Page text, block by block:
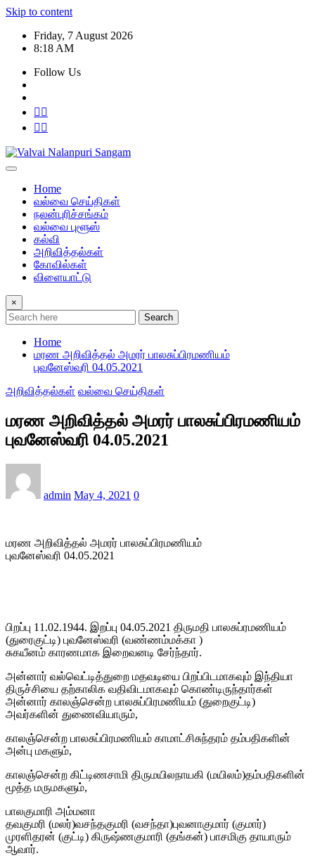
Skip to content
Friday, 7 August 2026
8:18 AM
Follow Us
Home
வல்வை செய்திகள்
நலன்புரிச்சங்கம்
வல்வை புளூஸ்
கல்வி
அறிவித்தல்கள்
கோவில்கள்
விளையாட்டு
×
Search
Home
மரண அறிவித்தல் அமரர் பாலசுப்பிரமணியம்
புவனேஸ்வரி 04.05.2021
அறிவித்தல்கள் வல்வை செய்திகள்
மரண அறிவித்தல் அமரர் பாலசுப்பிரமணியம்
புவனேஸ்வரி 04.05.2021
admin May 4, 2021 0
மரண அறிவித்தல் அமரர் பாலசுப்பிரமணியம்
புவனேஸ்வரி 04.05.2021
பிறப்பு 11.02.1944. இறப்பு 04.05.2021 திருமதி பாலசுப்ரமணியம்
(துரைகுட்டி) புவனேஸ்வரி (வண்ணம்மக்கா )
சுகயீனம் காரணமாக இறைவனடி சேர்ந்தார்.
அன்னார் வல்வெட்டித்துறை மதவடியை பிறப்பிடமாகவும் இந்தியா
திருச்சியை தற்காலிக வதிவிடமாகவும் கொண்டிருந்தார்கள்
அன்னார் காலஞ்சென்ற பாலசுப்பிரமணியம் (துறைகுட்டி)
அவர்களின் துணைவியாரும்,
காலஞ்சென்ற பாலசுப்பிரமணியம் காமாட்சிசுந்தரம் தம்பதிகளின்
அன்பு மகளும்,
காலஞ்சென்ற கிட்டிணசாமி திருமயிலநாயகி (மயிலம்)தம்பதிகளின்
மூத்த மருமகளும்,
பாலகுமாரி அம்மனா
தவகுமரி (மலர்)வசந்தகுமரி (வசந்தா)புவனாகுமார் (குமார்)
முரளிதரன் (குட்டி) கிருஷ்ணகுமாரி (தங்கன்) பாசமிகு தாயாரும்
ஆவார்.